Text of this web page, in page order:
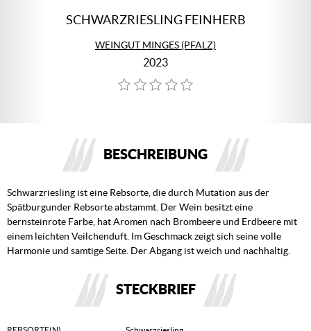
SCHWARZRIESLING FEINHERB
WEINGUT MINGES (PFALZ)
2023
BESCHREIBUNG
Schwarzriesling ist eine Rebsorte, die durch Mutation aus der
Spätburgunder Rebsorte abstammt. Der Wein besitzt eine
bernsteinrote Farbe, hat Aromen nach Brombeere und Erdbeere mit
einem leichten Veilchenduft. Im Geschmack zeigt sich seine volle
Harmonie und samtige Seite. Der Abgang ist weich und nachhaltig.
STECKBRIEF